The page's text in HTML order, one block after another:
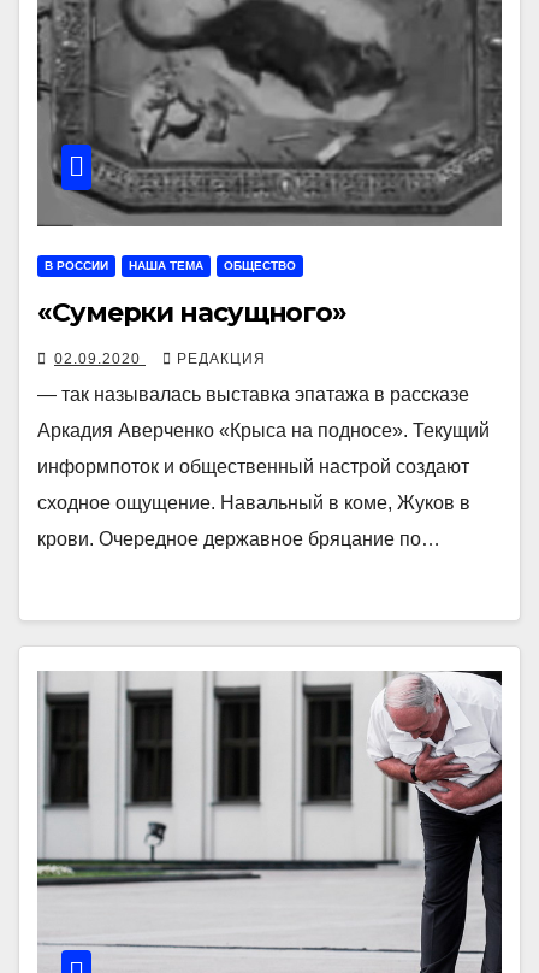
В РОССИИ НАША ТЕМА ОБЩЕСТВО
«Сумерки насущного»
02.09.2020 РЕДАКЦИЯ
— так называлась выставка эпатажа в рассказе
Аркадия Аверченко «Крыса на подносе». Текущий
информпоток и общественный настрой создают
сходное ощущение. Навальный в коме, Жуков в
крови. Очередное державное бряцание по…